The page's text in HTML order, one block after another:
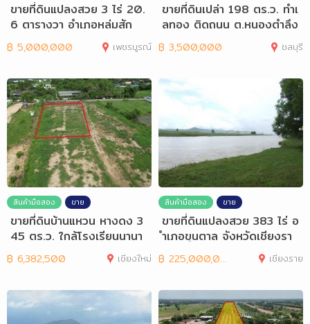
ขายที่ดินแปลงสวย 3 ไร่ 20.
6 ตารางวา อำเภอหล่มสัก
฿ 5,000,000 เพชรบูรณ์
ขายที่ดินเปล่า 198 ตร.ว. ทำเ
ลทอง ติดถนน ต.หนองตำลึง
อ.พานทอง
฿ 3,500,000 ชลบุรี
สินค้ามือสอง ขาย
ขายที่ดินบ้านแหวน หางดง 3
45 ตร.ว. ใกล้โรงเรียนนานา
ชาติลานนา
฿ 6,382,500 เชียงใหม่
สินค้ามือสอง ขาย
ขายที่ดินแปลงสวย 383 ไร่ อ
ำเภอขุนตาล จังหวัดเชียงรา
ย
฿ 225,000,000 เชียงราย